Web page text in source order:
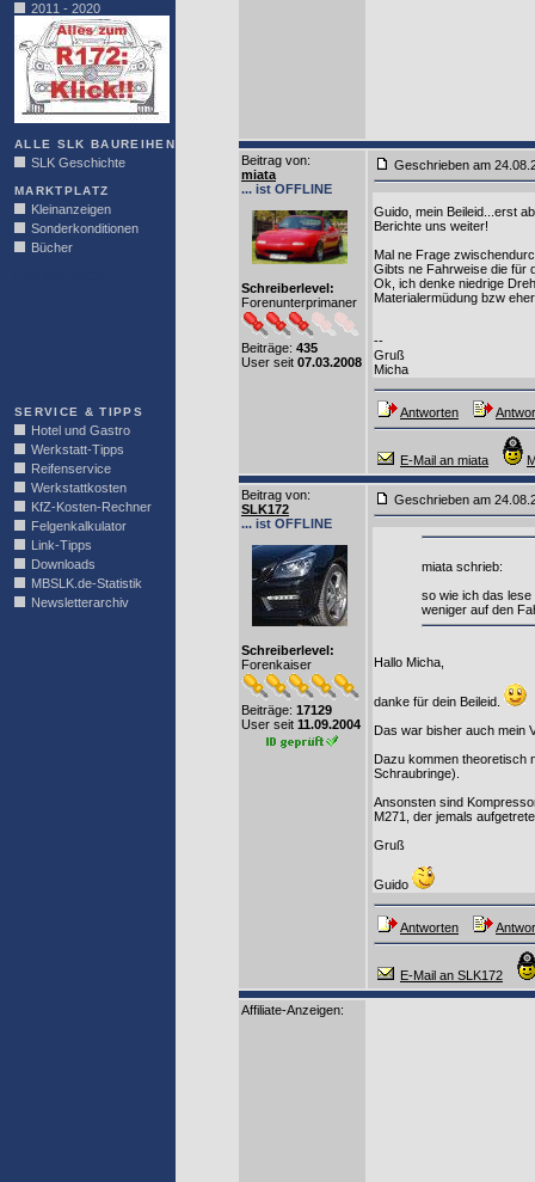
2011 - 2020
ALLE SLK BAUREIHEN
SLK Geschichte
MARKTPLATZ
Kleinanzeigen
Sonderkonditionen
Bücher
SERVICE & TIPPS
Hotel und Gastro
Werkstatt-Tipps
Reifenservice
Werkstattkosten
KfZ-Kosten-Rechner
Felgenkalkulator
Link-Tipps
Downloads
MBSLK.de-Statistik
Newsletterarchiv
Beitrag von:
miata
... ist OFFLINE
Schreiberlevel:
Forenunterprimaner
Beiträge: 435
User seit 07.03.2008
Geschrieben am
Guido, mein Beileid...erst
Berichte uns weiter!
Mal ne Frage
Gibts ne Fahrweise die für
Ok, ich denke niedrige
Materialermüdung bzw
--
Gruß
Micha
Antworten
E-Mail an miata
Beitrag von:
SLK172
... ist OFFLINE
Schreiberlevel:
Forenkaiser
Beiträge: 17129
User seit 11.09.2004
Geschrieben am
miata schrieb:
so wie ich das
weniger auf den
Hallo Micha,
danke für dein Beileid.
Das war bisher auch mein
Dazu kommen theoretisch
Schraubringe).
Ansonsten sind
M271, der jemals
Gruß
Guido
Antworten
E-Mail an SLK172
Affiliate-Anzeigen: